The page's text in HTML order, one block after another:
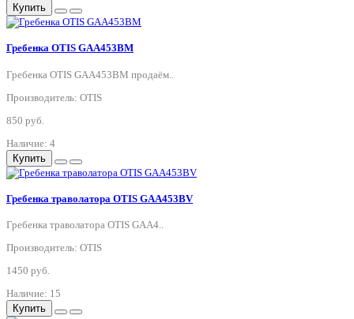
Купить
Гребенка OTIS GAA453BM
Гребенка OTIS GAA453BM продаём..
Производитель: OTIS
850 руб.
Наличие: 4
Купить
Гребенка траволатора OTIS GAA453BV
Гребенка траволатора OTIS GAA4..
Производитель: OTIS
1450 руб.
Наличие: 15
Купить